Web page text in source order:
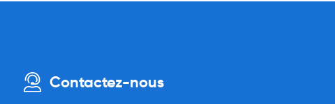
Contactez-nous